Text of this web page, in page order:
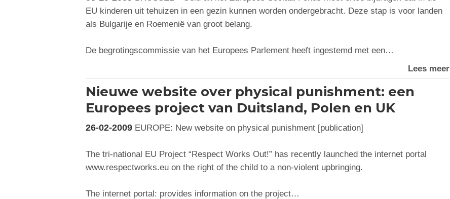
EU kinderen uit tehuizen in een gezin kunnen worden ondergebracht. Deze stap is voor landen
als Bulgarije en Roemenië van groot belang.
De begrotingscommissie van het Europees Parlement heeft ingestemd met een…
Lees meer
Nieuwe website over physical punishment: een
Europees project van Duitsland, Polen en UK
26-02-2009EUROPE: New website on physical punishment [publication]
The tri-national EU Project “Respect Works Out!” has recently launched the internet portal
www.respectworks.eu on the right of the child to a non-violent upbringing.
The internet portal: provides information on the project…